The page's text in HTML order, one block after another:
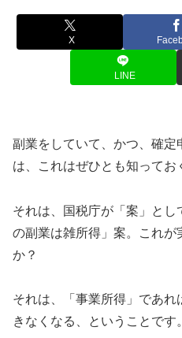
X
LINE
副業をしていて、かつ、確定
は、これはぜひとも知ってお
それは、国税庁が「案」と
の副業は雑所得」案。これ
か？
それは、「事業所得」であ
きなくなる、ということです。